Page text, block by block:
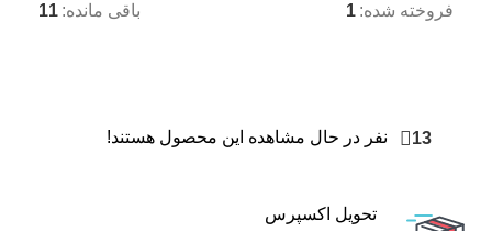
فروخته شده: 1 باقی مانده: 11
13 نفر در حال مشاهده این محصول هستند!
تحویل اکسپرس